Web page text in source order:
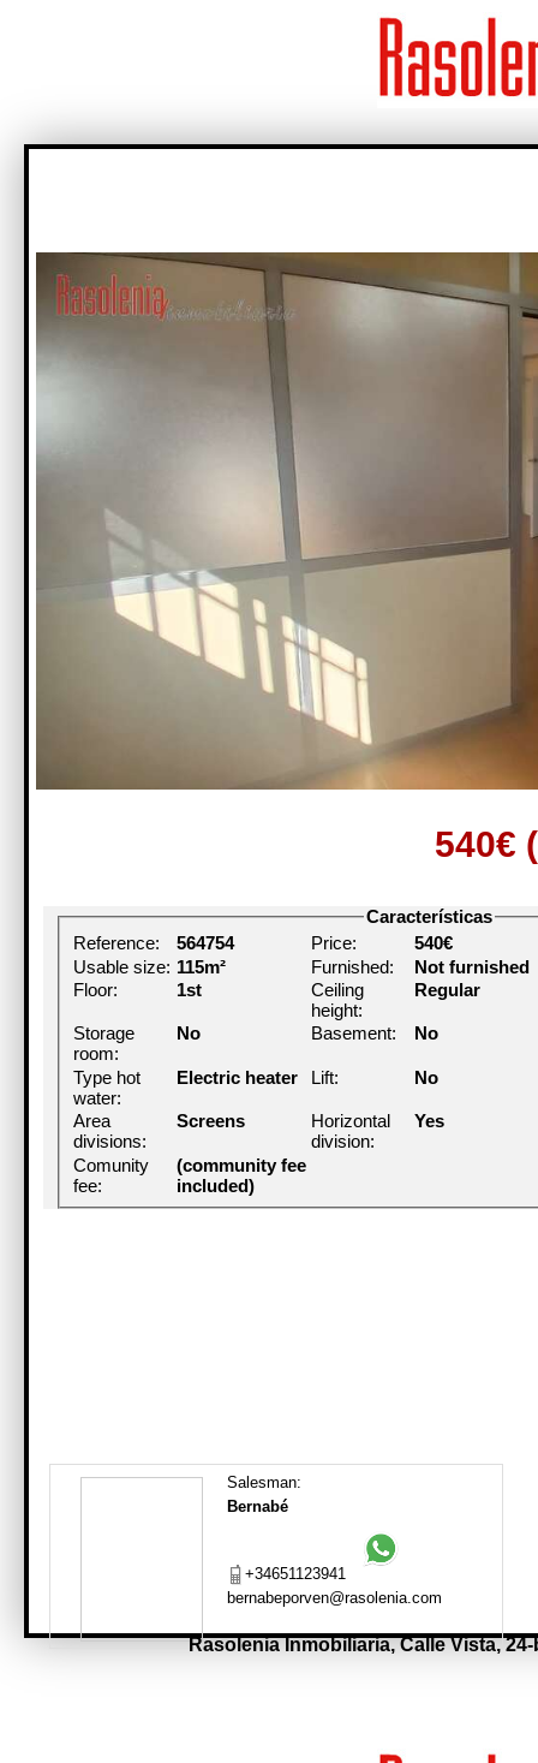
540€
Características
Reference:
564754 Price:
540€
Usable size: 115m² Furnished:
Not furnished
Floor:
1st
Ceiling
height:
Regular
Storage
room:
No Basement: No
Type hot
water:
Electric heater Lift: No
Area
divisions:
Screens
Horizontal
division:
Yes
Comunity
fee:
(community fee
included)
Salesman:
Bernabé
+34651123941
bernabeporven@rasolenia.com
Rasolenia Inmobiliaria,Calle Vista,